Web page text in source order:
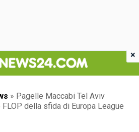
» Pagelle Maccabi Tel Aviv
della sfida di Europa League
×